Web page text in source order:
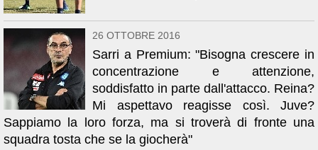
26 OTTOBRE 2016
Sarri a Premium: "Bisogna crescere in
concentrazione e attenzione,
soddisfatto in parte dall'attacco. Reina?
Mi aspettavo reagisse così. Juve?
Sappiamo la loro forza, ma si troverà di fronte una
squadra tosta che se la giocherà"